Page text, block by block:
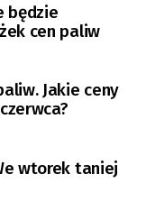
będzie
cen paliw
Jakie ceny
wtorek taniej